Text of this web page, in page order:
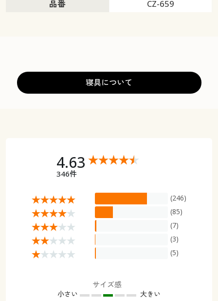
品番 CZ-659
寝具について
4.63
346件
(246)
(85)
(7)
(3)
(5)
サイズ感
小さい 大きい